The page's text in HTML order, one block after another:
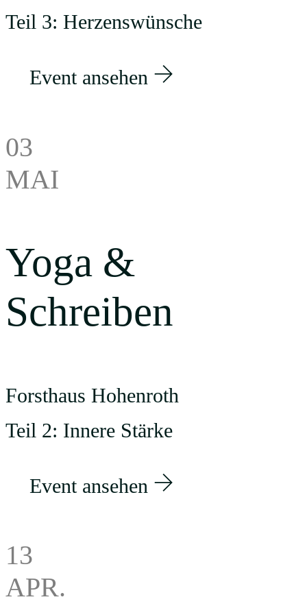
Teil 3: Herzenswünsche
Event ansehen
03
MAI
Yoga &
Schreiben
Forsthaus Hohenroth
Teil 2: Innere Stärke
Event ansehen
13
APR.